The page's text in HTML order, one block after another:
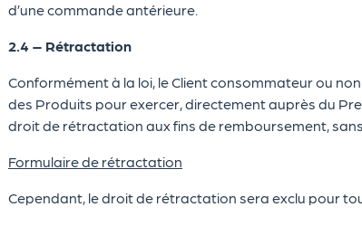
d’une commande antérieure.
2.4 – Rétractation
Conformément à la loi, le Client consommateur ou
des Produits pour exercer, directement auprès du
droit de rétractation aux fins de remboursement,
Formulaire de rétractation
Cependant, le droit de rétractation sera exclu pour